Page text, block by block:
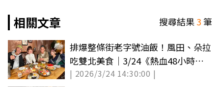
相關文章
搜尋結果3筆
排爆整條街老字號油飯！風田、朵拉
吃雙北美食｜3/24《熱血48小時》
店家資訊
| 2026/3/24 14:30:00 |